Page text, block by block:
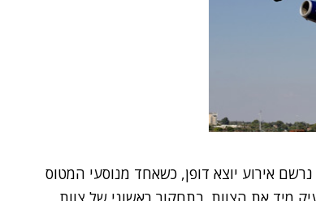
אירוע יוצא דופן, כשאחד מנוסעי המטוס